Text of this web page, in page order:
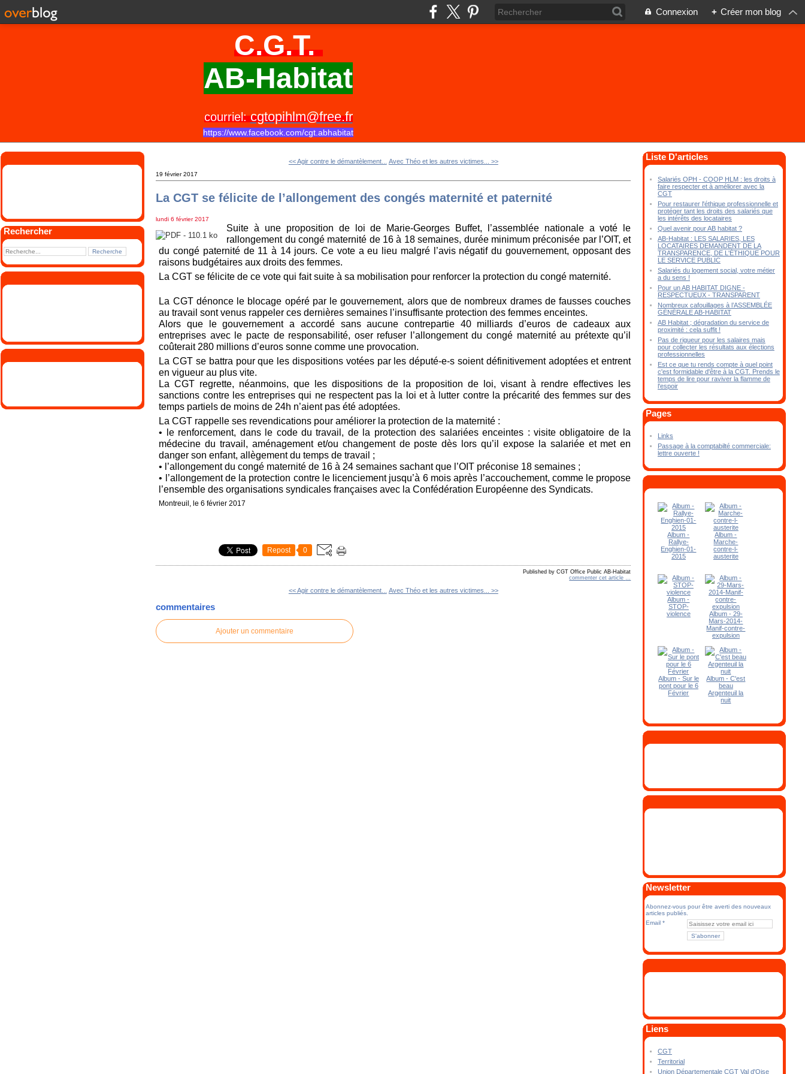
Connexion + Créer mon blog
C.G.T.
AB-Habitat
courriel:cgtopihlm@free.fr
https://www.facebook.com/cgt.abhabitat
Rechercher
<< Agir contre le démantèlement... Avec Théo et les autres victimes... >>
19 février 2017
La CGT se félicite de l’allongement des congés maternité et paternité
lundi 6 février 2017
Suite à une proposition de loi de Marie-Georges Buffet, l’assemblée nationale a voté le
rallongement du congé maternité de 16 à 18 semaines, durée minimum préconisée par l’OIT, et
du congé paternité de 11 à 14 jours. Ce vote a eu lieu malgré l’avis négatif du gouvernement, opposant des
raisons budgétaires aux droits des femmes.
La CGT se félicite de ce vote qui fait suite à sa mobilisation pour renforcer la protection du congé maternité.
La CGT dénonce le blocage opéré par le gouvernement, alors que de nombreux drames de fausses couches
au travail sont venus rappeler ces dernières semaines l’insuffisante protection des femmes enceintes.
Alors que le gouvernement a accordé sans aucune contrepartie 40 milliards d’euros de cadeaux aux
entreprises avec le pacte de responsabilité, oser refuser l’allongement du congé maternité au prétexte qu’il
coûterait 280 millions d’euros sonne comme une provocation.
La CGT se battra pour que les dispositions votées par les député-e-s soient définitivement adoptées et entrent
en vigueur au plus vite.
La CGT regrette, néanmoins, que les dispositions de la proposition de loi, visant à rendre effectives les
sanctions contre les entreprises qui ne respectent pas la loi et à lutter contre la précarité des femmes sur des
temps partiels de moins de 24h n’aient pas été adoptées.
La CGT rappelle ses revendications pour améliorer la protection de la maternité :
• le renforcement, dans le code du travail, de la protection des salariées enceintes : visite obligatoire de la
médecine du travail, aménagement et/ou changement de poste dès lors qu’il expose la salariée et met en
danger son enfant, allègement du temps de travail ;
• l’allongement du congé maternité de 16 à 24 semaines sachant que l’OIT préconise 18 semaines ;
• l’allongement de la protection contre le licenciement jusqu’à 6 mois après l’accouchement, comme le propose
l’ensemble des organisations syndicales françaises avec la Confédération Européenne des Syndicats.
Montreuil, le 6 février 2017
Repost 0
Published by CGT Office Public AB-Habitat
commenter cet article …
<< Agir contre le démantèlement... Avec Théo et les autres victimes... >>
commentaires
Ajouter un commentaire
Liste D'articles
Salariés OPH - COOP HLM : les droits à
faire respecter et à améliorer avec la
CGT
Pour restaurer l'éthique professionnelle et
protéger tant les droits des salariés que
les intérêts des locataires
Quel avenir pour AB habitat ?
AB-Habitat : LES SALARIES, LES
LOCATAIRES DEMANDENT DE LA
TRANSPARENCE, DE L'ÉTHIQUE POUR
LE SERVICE PUBLIC
Salariés du logement social, votre métier
a du sens !
Pour un AB HABITAT DIGNE -
RESPECTUEUX - TRANSPARENT
Nombreux cafouillages à l’ASSEMBLÉE
GÉNÉRALE AB-HABITAT
AB Habitat ; dégradation du service de
proximité : cela suffit !
Pas de rigueur pour les salaires mais
pour collecter les résultats aux élections
professionnelles
Est ce que tu rends compte à quel point
c'est formidable d'être à la CGT. Prends le
temps de lire pour raviver la flamme de
l'espoir
Pages
Links
Passage à la comptabilté commerciale:
lettre ouverte !
Album -
Rallye-
Enghien-01-
2015
Album -
Marche-
contre-l-
austerite
Album -
STOP-
violence
Album - 29-
Mars-2014-
Manif-contre-
expulsion
Album - Sur le
pont pour le 6
Février
Album - C'est
beau
Argenteuil la
nuit
Newsletter
Abonnez-vous pour être averti des nouveaux
articles publiés.
Email
Liens
CGT
Territorial
Union Départementale CGT Val d'Oise